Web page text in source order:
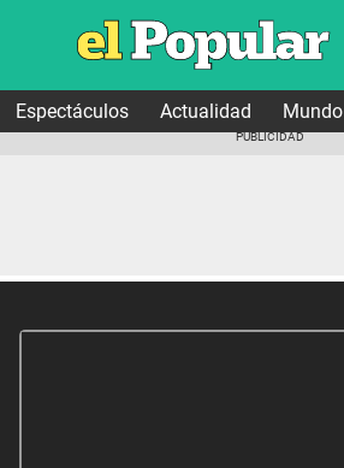
Espectáculos Actualidad Mundo